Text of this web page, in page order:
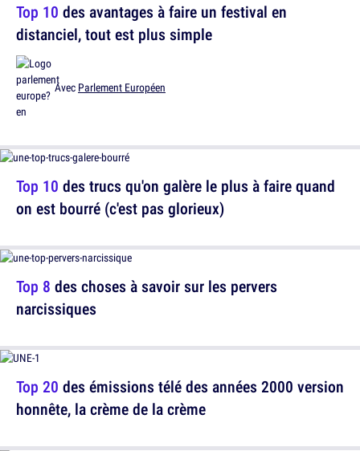
Top 10 des avantages à faire un festival en
distanciel, tout est plus simple
Avec Parlement Européen
Top 8 des choses à savoir sur les pervers
narcissiques
Top 10 des trucs qu'on galère le plus à faire quand
on est bourré (c'est pas glorieux)
Top 20 des émissions télé des années 2000 version
honnête, la crème de la crème